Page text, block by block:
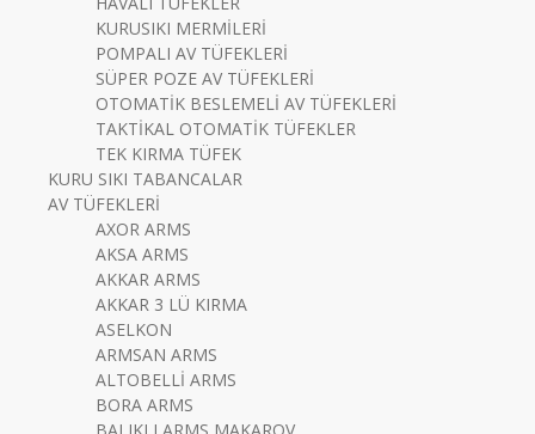
KURUSIKI MERMİLERİ
POMPALI AV TÜFEKLERİ
SÜPER POZE AV TÜFEKLERİ
OTOMATİK BESLEMELİ AV TÜFEKLERİ
TAKTİKAL OTOMATİK TÜFEKLER
TEK KIRMA TÜFEK
KURU SIKI TABANCALAR
AV TÜFEKLERİ
AXOR ARMS
AKSA ARMS
AKKAR ARMS
AKKAR 3 LÜ KIRMA
ASELKON
ARMSAN ARMS
ALTOBELLİ ARMS
BORA ARMS